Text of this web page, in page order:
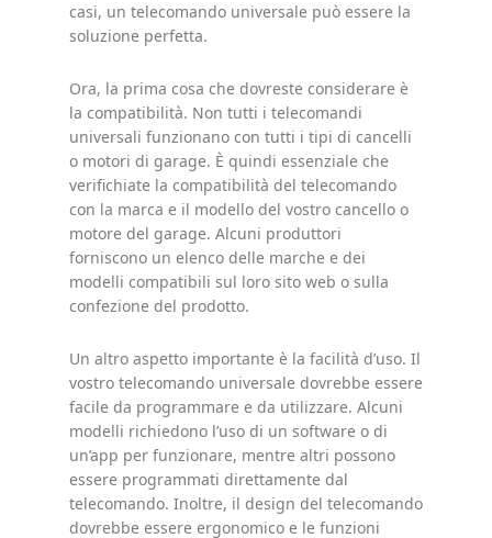
casi, un telecomando universale può essere la
soluzione perfetta.
Ora, la prima cosa che dovreste considerare è
la compatibilità. Non tutti i telecomandi
universali funzionano con tutti i tipi di cancelli
o motori di garage. È quindi essenziale che
verifichiate la compatibilità del telecomando
con la marca e il modello del vostro cancello o
motore del garage. Alcuni produttori
forniscono un elenco delle marche e dei
modelli compatibili sul loro sito web o sulla
confezione del prodotto.
Un altro aspetto importante è la facilità d’uso. Il
vostro telecomando universale dovrebbe essere
facile da programmare e da utilizzare. Alcuni
modelli richiedono l’uso di un software o di
un’app per funzionare, mentre altri possono
essere programmati direttamente dal
telecomando. Inoltre, il design del telecomando
dovrebbe essere ergonomico e le funzioni